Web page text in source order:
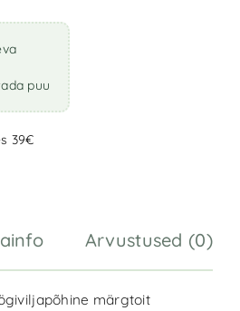
puu
39€
Arvustused (0)
märgtoit